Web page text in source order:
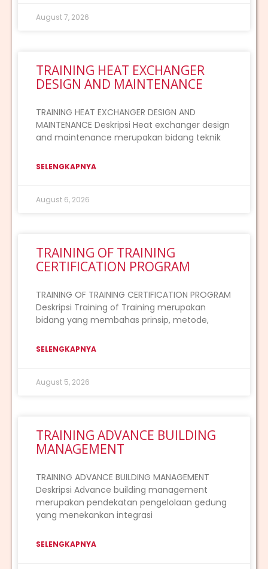
August 7, 2026
TRAINING HEAT EXCHANGER
DESIGN AND MAINTENANCE
TRAINING HEAT EXCHANGER DESIGN AND
MAINTENANCE Deskripsi Heat exchanger design
and maintenance merupakan bidang teknik
SELENGKAPNYA
August 6, 2026
TRAINING OF TRAINING
CERTIFICATION PROGRAM
TRAINING OF TRAINING CERTIFICATION PROGRAM
Deskripsi Training of Training merupakan
bidang yang membahas prinsip, metode,
SELENGKAPNYA
August 5, 2026
TRAINING ADVANCE BUILDING
MANAGEMENT
TRAINING ADVANCE BUILDING MANAGEMENT
Deskripsi Advance building management
merupakan pendekatan pengelolaan gedung
yang menekankan integrasi
SELENGKAPNYA